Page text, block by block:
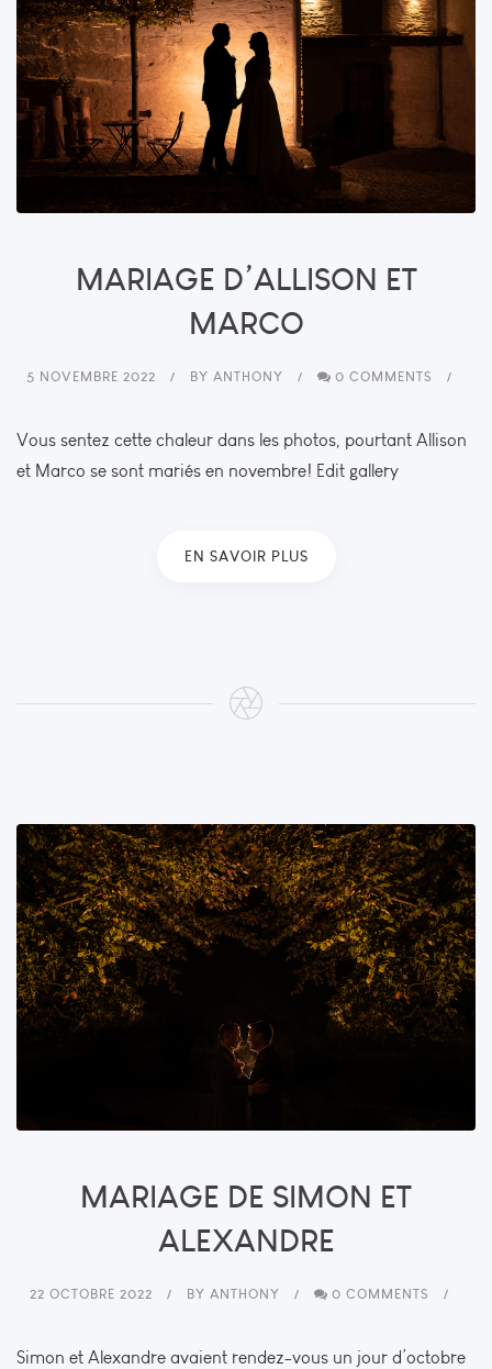
MARIAGE D’ALLISON ET
MARCO
5 NOVEMBRE 2022 BY ANTHONY 0 COMMENTS
Vous sentez cette chaleur dans les photos, pourtant Allison
et Marco se sont mariés en novembre! Edit gallery
EN SAVOIR PLUS
MARIAGE DE SIMON ET
ALEXANDRE
22 OCTOBRE 2022 BY ANTHONY 0 COMMENTS
Simon et Alexandre avaient rendez-vous un jour d’octobre